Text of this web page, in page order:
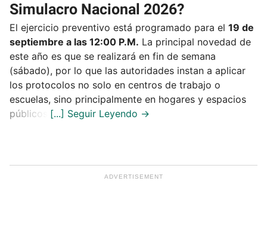
Simulacro Nacional 2026?
El ejercicio preventivo está programado para el 19 de
septiembre a las 12:00 P.M. La principal novedad de
este año es que se realizará en fin de semana
(sábado), por lo que las autoridades instan a aplicar
los protocolos no solo en centros de trabajo o
escuelas, sino principalmente en hogares y espacios
públicos.